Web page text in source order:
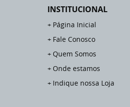
INSTITUCIONAL
Página Inicial
Fale Conosco
Quem Somos
Onde estamos
Indique nossa Loja